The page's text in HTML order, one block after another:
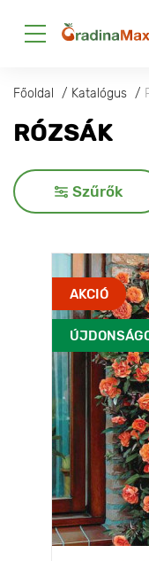
Főoldal Katalógus
RÓZSÁK
Szűrők
AKCIÓ